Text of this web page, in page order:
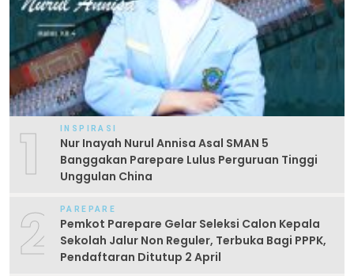
1 INSPIRASI
Nur Inayah Nurul Annisa Asal SMAN 5
Banggakan Parepare Lulus Perguruan Tinggi
Unggulan China
2 PAREPARE
Pemkot Parepare Gelar Seleksi Calon Kepala
Sekolah Jalur Non Reguler, Terbuka Bagi PPPK,
Pendaftaran Ditutup 2 April